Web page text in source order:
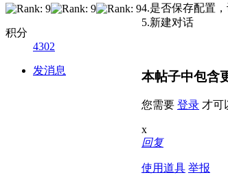
积分
4302
发消息
4.是否保存配置
5.新建对话
本帖子中包含
您需要 登录 才可
x
回复
使用道具 举报